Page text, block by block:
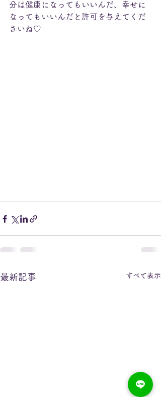
分は健康になってもいいんだ、幸せに
なってもいいんだと許可を与えてくだ
さいね♡
最新記事 すべて表示